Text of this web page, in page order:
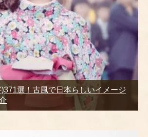
選！古風で日本らしいイメージ